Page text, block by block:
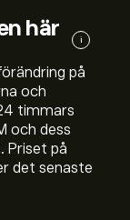
här
i
på
och
timmars
och dess
Priset på
det senaste